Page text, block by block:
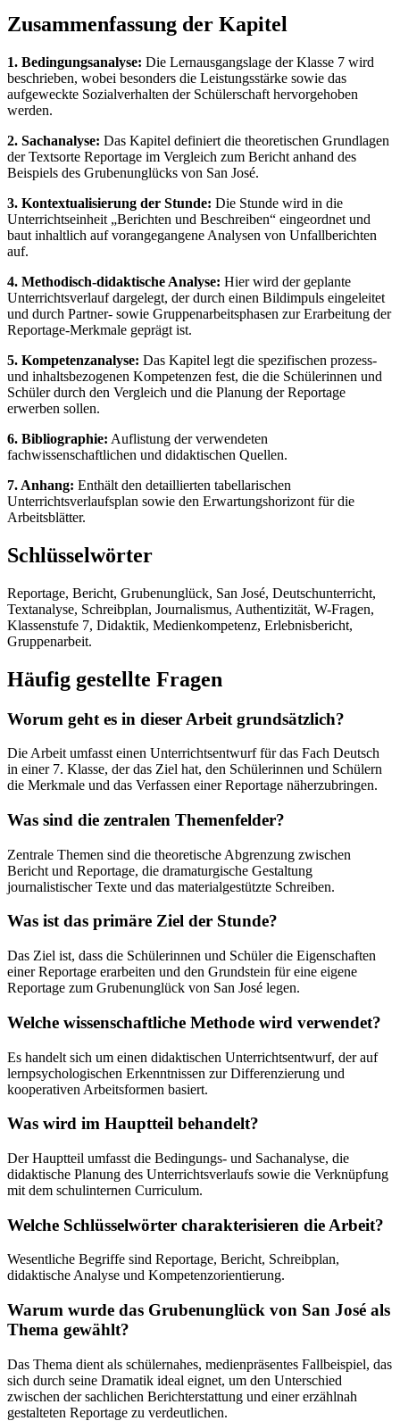
Zusammenfassung der Kapitel
1. Bedingungsanalyse: Die Lernausgangslage der Klasse 7 wird
beschrieben, wobei besonders die Leistungsstärke sowie das
aufgeweckte Sozialverhalten der Schülerschaft hervorgehoben
werden.
2. Sachanalyse: Das Kapitel definiert die theoretischen Grundlagen
der Textsorte Reportage im Vergleich zum Bericht anhand des
Beispiels des Grubenunglücks von San José.
3. Kontextualisierung der Stunde: Die Stunde wird in die
Unterrichtseinheit „Berichten und Beschreiben“ eingeordnet und
baut inhaltlich auf vorangegangene Analysen von Unfallberichten
auf.
4. Methodisch-didaktische Analyse: Hier wird der geplante
Unterrichtsverlauf dargelegt, der durch einen Bildimpuls eingeleitet
und durch Partner- sowie Gruppenarbeitsphasen zur Erarbeitung der
Reportage-Merkmale geprägt ist.
5. Kompetenzanalyse: Das Kapitel legt die spezifischen prozess-
und inhaltsbezogenen Kompetenzen fest, die die Schülerinnen und
Schüler durch den Vergleich und die Planung der Reportage
erwerben sollen.
6. Bibliographie: Auflistung der verwendeten
fachwissenschaftlichen und didaktischen Quellen.
7. Anhang: Enthält den detaillierten tabellarischen
Unterrichtsverlaufsplan sowie den Erwartungshorizont für die
Arbeitsblätter.
Schlüsselwörter
Reportage, Bericht, Grubenunglück, San José, Deutschunterricht,
Textanalyse, Schreibplan, Journalismus, Authentizität, W-Fragen,
Klassenstufe 7, Didaktik, Medienkompetenz, Erlebnisbericht,
Gruppenarbeit.
Häufig gestellte Fragen
Worum geht es in dieser Arbeit grundsätzlich?
Die Arbeit umfasst einen Unterrichtsentwurf für das Fach Deutsch
in einer 7. Klasse, der das Ziel hat, den Schülerinnen und Schülern
die Merkmale und das Verfassen einer Reportage näherzubringen.
Was sind die zentralen Themenfelder?
Zentrale Themen sind die theoretische Abgrenzung zwischen
Bericht und Reportage, die dramaturgische Gestaltung
journalistischer Texte und das materialgestützte Schreiben.
Was ist das primäre Ziel der Stunde?
Das Ziel ist, dass die Schülerinnen und Schüler die Eigenschaften
einer Reportage erarbeiten und den Grundstein für eine eigene
Reportage zum Grubenunglück von San José legen.
Welche wissenschaftliche Methode wird verwendet?
Es handelt sich um einen didaktischen Unterrichtsentwurf, der auf
lernpsychologischen Erkenntnissen zur Differenzierung und
kooperativen Arbeitsformen basiert.
Was wird im Hauptteil behandelt?
Der Hauptteil umfasst die Bedingungs- und Sachanalyse, die
didaktische Planung des Unterrichtsverlaufs sowie die Verknüpfung
mit dem schulinternen Curriculum.
Welche Schlüsselwörter charakterisieren die Arbeit?
Wesentliche Begriffe sind Reportage, Bericht, Schreibplan,
didaktische Analyse und Kompetenzorientierung.
Warum wurde das Grubenunglück von San José als
Thema gewählt?
Das Thema dient als schülernahes, medienpräsentes Fallbeispiel, das
sich durch seine Dramatik ideal eignet, um den Unterschied
zwischen der sachlichen Berichterstattung und einer erzählnah
gestalteten Reportage zu verdeutlichen.